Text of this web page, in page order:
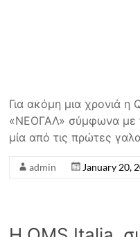
Για ακόμη μια χρονιά η
«ΝΕΟΓΑΛ» σύμφωνα με
μία από τις πρώτες
admin January 20,